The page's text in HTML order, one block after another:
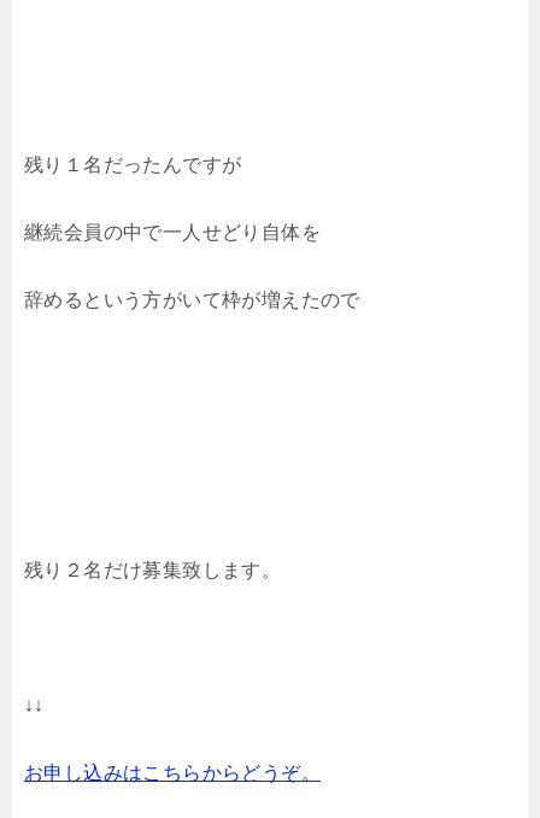
残り１名だったんですが
継続会員の中で一人せどり自体を
辞めるという方がいて枠が増えたので
残り２名だけ募集致します。
↓↓
お申し込みはこちらからどうぞ。